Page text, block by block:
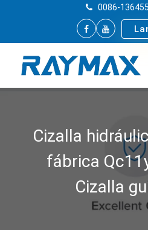
0086-
Cizalla
fábrica
Cizalla